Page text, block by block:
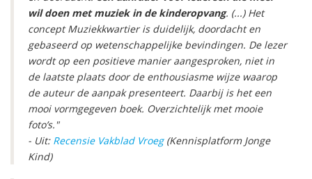
wil doen met muziek in de kinderopvang. (...) Het
concept Muziekkwartier is duidelijk, doordacht en
gebaseerd op wetenschappelijke bevindingen. De lezer
wordt op een positieve manier aangesproken, niet in
de laatste plaats door de enthousiasme wijze waarop
de auteur de aanpak presenteert. Daarbij is het een
mooi vormgegeven boek. Overzichtelijk met mooie
foto’s."
- Uit: Recensie Vakblad Vroeg(Kennisplatform Jonge
Kind)